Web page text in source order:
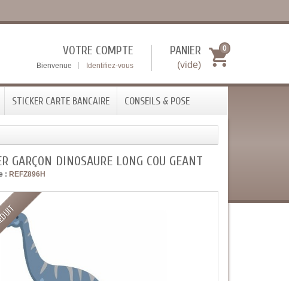
PANIER
(vide)
0
VOTRE COMPTE
Bienvenue Identifiez-vous
STICKER CARTE BANCAIRE CONSEILS & POSE
GARÇON DINOSAURE LONG COU GEANT
: REFZ896H